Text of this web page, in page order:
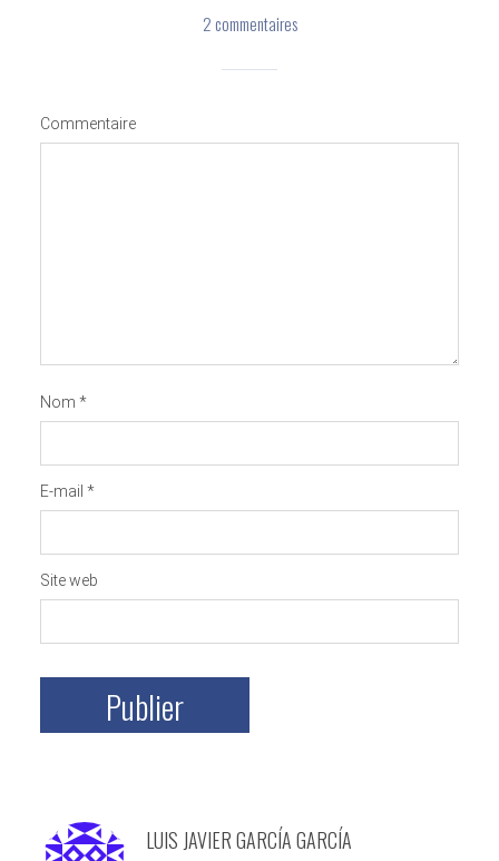
2 commentaires
Commentaire
Nom *
E-mail *
Site web
LUIS JAVIER GARCÍA GARCÍA